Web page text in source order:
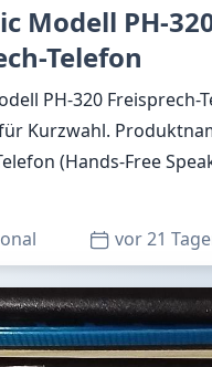
Modell PH-
Telefon
PH-320 Freisprech-
Kurzwahl.
(Hands-Free
vor 21